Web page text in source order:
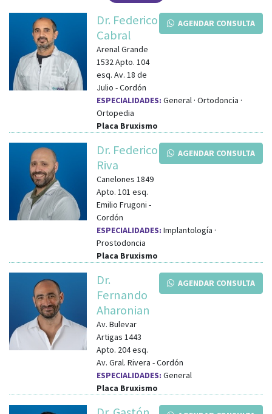
AGENDAR CONSULTA
Dr. Federico
Cabral
Arenal Grande
1532 Apto. 104
esq. Av. 18 de
Julio -Cordón
ESPECIALIDADES: General · Ortodoncia ·
Ortopedia
Placa Bruxismo
AGENDAR CONSULTA
Dr. Federico
Riva
Canelones 1849
Apto. 101 esq.
Emilio Frugoni -
Cordón
ESPECIALIDADES: Implantología ·
Prostodoncia
Placa Bruxismo
AGENDAR CONSULTA
Dr.
Fernando
Aharonian
Av. Bulevar
Artigas 1443
Apto. 204esq.
Av. Gral. Rivera -Cordón
ESPECIALIDADES: General
Placa Bruxismo